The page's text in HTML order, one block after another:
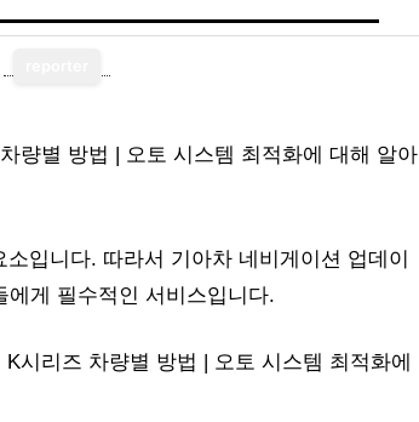
량별 방법 | 오토 시스템 최적화에 대해 알아
입니다. 따라서 기아차 네비게이션 업데이
에게 필수적인 서비스입니다.
시리즈 차량별 방법 | 오토 시스템 최적화에